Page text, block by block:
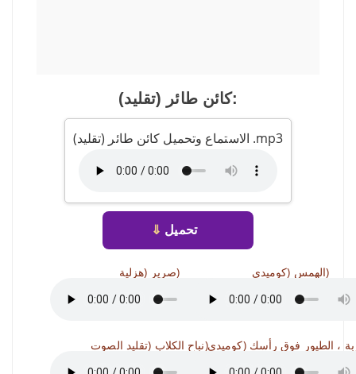
كائن طائر (تقليد):
الاستماع وتحميل كائن طائر (تقليد) .mp3
⇓ تحميل
صرير (هزلية)
نباح الكلاب (تقليد الصوت)
الهمس (كوميدي)